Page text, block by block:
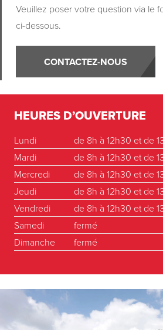
Veuillez poser votre question via le
ci-dessous.
CONTACTEZ-NOUS
HEURES D’OUVERTURE
Lundi
de 8h à 12h30 et de
Mardi
de 8h à 12h30 et de
Mercredi
de 8h à 12h30 et de
Jeudi
de 8h à 12h30 et de
Vendredi
de 8h à 12h30 et de
Samedi
fermé
Dimanche
fermé